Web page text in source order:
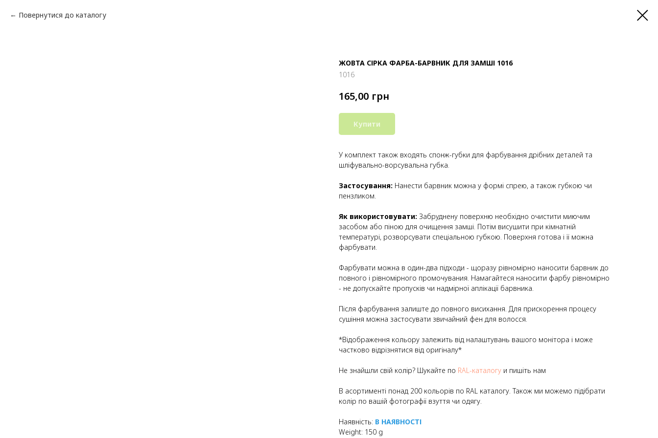
Повернутися до каталогу
ЖОВТА СІРКА ФАРБА-БАРВНИК ДЛЯ ЗАМШІ 1016
1016
165,00 грн
Купити
У комплект також входять спонж-губки для фарбування дрібних деталей та
шліфувально-ворсувальна губка.
Застосування: Нанести барвник можна у формі спрею, а також губкою чи
пензликом.
Як використовувати: Забруднену поверхню необхідно очистити миючим
засобом або піною для очищення замші. Потім висушити при кімнатній
температурі, розворсувати спеціальною губкою. Поверхня готова і її можна
фарбувати.
Фарбувати можна в один-два підходи - щоразу рівномірно наносити барвник до
повного і рівномірного промочувания. Намагайтеся наносити фарбу рівномірно
- не допускайте пропусків чи надмірної аплікації барвника.
Після фарбування залиште до повного висихання. Для прискорення процесу
сушіння можна застосувати звичайний фен для волосся.
*Відображення кольору залежить від налаштувань вашого монітора і може
частково відрізнятися від оригіналу*
Не знайшли свій колір? Шукайте по RAL-каталогу и пишіть нам
В асортименті понад 200 кольорів по RAL каталогу. Також ми можемо підібрати
колір по вашій фотографії взуття чи одягу.
Наявність: В НАЯВНОСТІ
Weight: 150 g